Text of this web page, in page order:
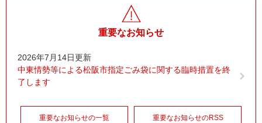
重要なお知らせ
2026年7月14日更新
中東情勢等による松阪市指定ごみ袋に関する臨時措置を終
了します
重要なお知らせの一覧 重要なお知らせのRSS